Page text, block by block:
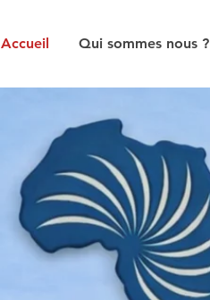
Accueil Qui sommes nous ?